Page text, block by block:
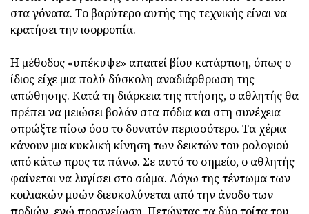
στα γόνατα. Το βαρύτερο αυτής της τεχνικής είναι να
κρατήσει την ισορροπία.
Η μέθοδος «υπέκυψε» απαιτεί βίου κατάρτιση, όπως ο
ίδιος είχε μια πολύ δύσκολη αναδιάρθρωση της
απώθησης. Κατά τη διάρκεια της πτήσης, ο αθλητής θα
πρέπει να μειώσει βολάν στα πόδια και στη συνέχεια
σπρώξτε πίσω όσο το δυνατόν περισσότερο. Τα χέρια
κάνουν μια κυκλική κίνηση των δεικτών του ρολογιού
από κάτω προς τα πάνω. Σε αυτό το σημείο, ο αθλητής
φαίνεται να λυγίσει στο σώμα. Λόγω της τέντωμα των
κοιλιακών μυών διευκολύνεται από την άνοδο των